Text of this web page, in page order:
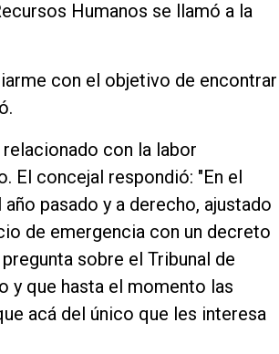
Humanos se llamó a la
con el objetivo de encontrar
con la labor
El concejal respondió: "En el
pasado y a derecho, ajustado
de emergencia con un decreto
sobre el Tribunal de
y que hasta el momento las
acá del único que les interesa